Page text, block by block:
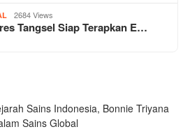
2684 Views
Tangsel Siap Terapkan E…
Sains Indonesia, Bonnie Triyana
Sains Global